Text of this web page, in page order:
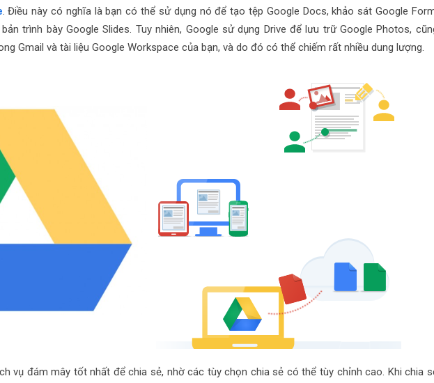
. Điều này có nghĩa là bạn có thể sử dụng nó để tạo tệp Google Docs, khảo sát Google
trình bày Google Slides. Tuy nhiên, Google sử dụng Drive để lưu trữ Google Photos,
Gmail và tài liệu Google Workspace của bạn, và do đó có thể chiếm rất nhiều dung lượng.
vụ đám mây tốt nhất để chia sẻ, nhờ các tùy chọn chia sẻ có thể tùy chỉnh cao. Khi chia